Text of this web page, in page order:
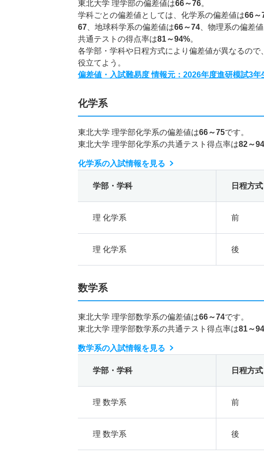
東北大学 理学部の偏差値は66～76。
学科ごとの偏差値としては、化学系の偏差値は66～
67 、地球科学系の偏差値は66～74 、物理系の偏差
共通テストの得点率は81～94%。
各学部・学科や日程方式により偏差値が異なるの
役立てよう。
偏差値・入試難易度 情報元：2026年度進研模試3
化学系
東北大学 理学部化学系の偏差値は66～75です。
東北大学 理学部化学系の共通テスト得点率は82～
化学系の入試情報を見る
学部・学科 日程方式
理 化学系 前
理 化学系 後
数学系
東北大学 理学部数学系の偏差値は66～74です。
東北大学 理学部数学系の共通テスト得点率は81～
数学系の入試情報を見る
学部・学科 日程方式
理 数学系 前
理 数学系 後